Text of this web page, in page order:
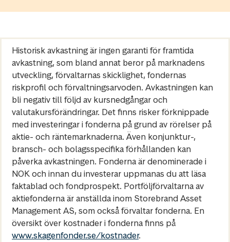
Historisk avkastning är ingen garanti för framtida
avkastning, som bland annat beror på marknadens
utveckling, förvaltarnas skicklighet, fondernas
riskprofil och förvaltningsarvoden. Avkastningen kan
bli negativ till följd av kursnedgångar och
valutakursförändringar. Det finns risker förknippade
med investeringar i fonderna på grund av rörelser på
aktie- och räntemarknaderna. Även konjunktur-,
bransch- och bolagsspecifika förhållanden kan
påverka avkastningen. Fonderna är denominerade i
NOK och innan du investerar uppmanas du att läsa
faktablad och fondprospekt. Portföljförvaltarna av
aktiefonderna är anställda inom Storebrand Asset
Management AS, som också förvaltar fonderna. En
översikt över kostnader i fonderna finns på
www.skagenfonder.se/kostnader.